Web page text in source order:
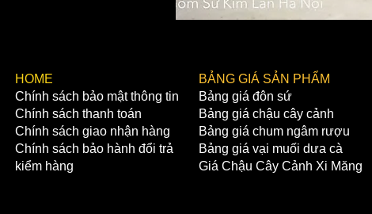
​HOME
Chính sách bảo mật thông tin
Chính sách thanh toán
Chính sách giao nhận hàng
Chính sách bảo hành đổi trả
kiểm hàng
BẢNG GIÁ SẢN PHẨM
Bảng giá đôn sứ
Bảng giá chậu cây cảnh
Bảng giá chum ngâm rượu
Bảng giá vại muối dưa cà
Giá Chậu Cây Cảnh Xi Măng